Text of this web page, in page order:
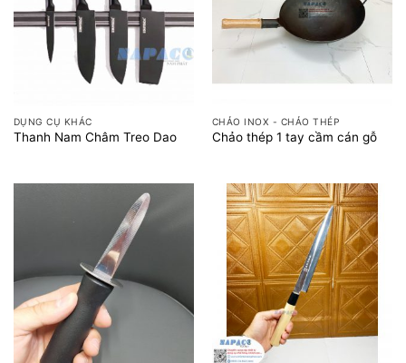
DỤNG CỤ KHÁC
Thanh Nam Châm Treo Dao
CHẢO INOX - CHẢO THÉP
Chảo thép 1 tay cầm cán gỗ